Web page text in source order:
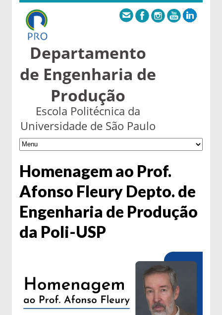
Departamento
de Engenharia de
Produção
Escola Politécnica da
Universidade de São Paulo
Homenagem ao Prof.
Afonso Fleury Depto. de
Engenharia de Produção
da Poli-USP